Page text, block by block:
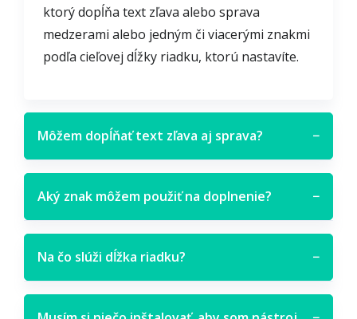
ktorý dopĺňa text zľava alebo sprava
medzerami alebo jedným či viacerými znakmi
podľa cieľovej dĺžky riadku, ktorú nastavíte.
Môžem dopĺňať text zľava aj sprava? −
Aký znak môžem použiť na doplnenie? −
Na čo slúži dĺžka riadku? −